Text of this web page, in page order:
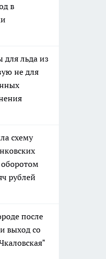
в
льда из
не для
схему
оборотом
рублей
после
выход со